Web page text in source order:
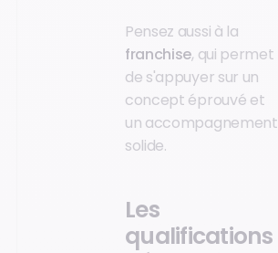
Pensez aussi à la
franchise, qui permet
de s'appuyer sur un
concept éprouvé et
un accompagnement
solide.
Les
qualifications